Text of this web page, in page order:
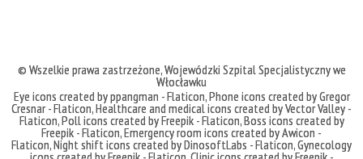
© Wszelkie prawa zastrzeżone,Wojewódzki Szpital Specjalistyczny we
Włocławku
Eye icons created by ppangman - Flaticon,Phone icons created by Gregor
Cresnar - Flaticon,Healthcare and medical icons created by Vector Valley -
Flaticon,Poll icons created by Freepik - Flaticon,Boss icons created by
Freepik - Flaticon,Emergency room icons created by Awicon -
Flaticon,Night shift icons created by DinosoftLabs - Flaticon,Gynecology